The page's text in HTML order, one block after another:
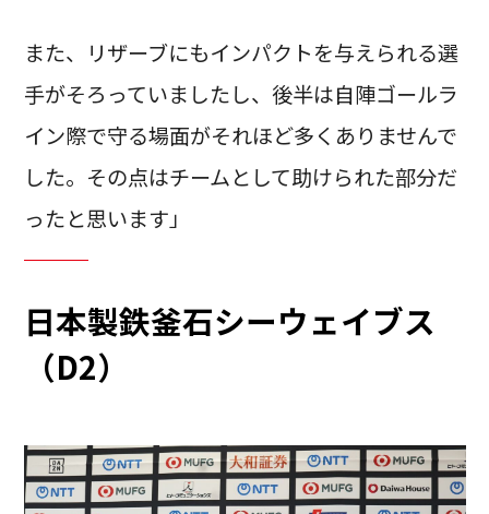
また、リザーブにもインパクトを与えられる選
手がそろっていましたし、後半は自陣ゴールラ
イン際で守る場面がそれほど多くありませんで
した。その点はチームとして助けられた部分だ
ったと思います」
日本製鉄釜石シーウェイブス
（D2）